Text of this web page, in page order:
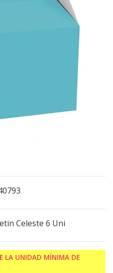
Celeste 6 Uni
LA UNIDAD MÍNIMA DE